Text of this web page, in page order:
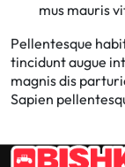
mus mauris
Pellentesque
tincidunt augue
magnis dis
Sapien